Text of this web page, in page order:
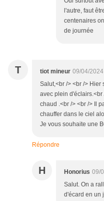
l'autre, faut
centenaires
de journée
T tiot mineur 09/04/
Salut,<br /> <br /> Hier
avec plein
chaud .<br /> <br /> Il
chauffer dans le ciel
Je vous souhaite une
Répondre
H Honorius 09/
Salut. On a
d'écard en un